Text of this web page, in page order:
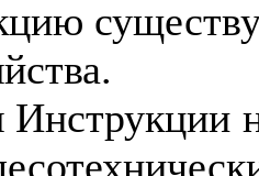
.
Инструкции
техни